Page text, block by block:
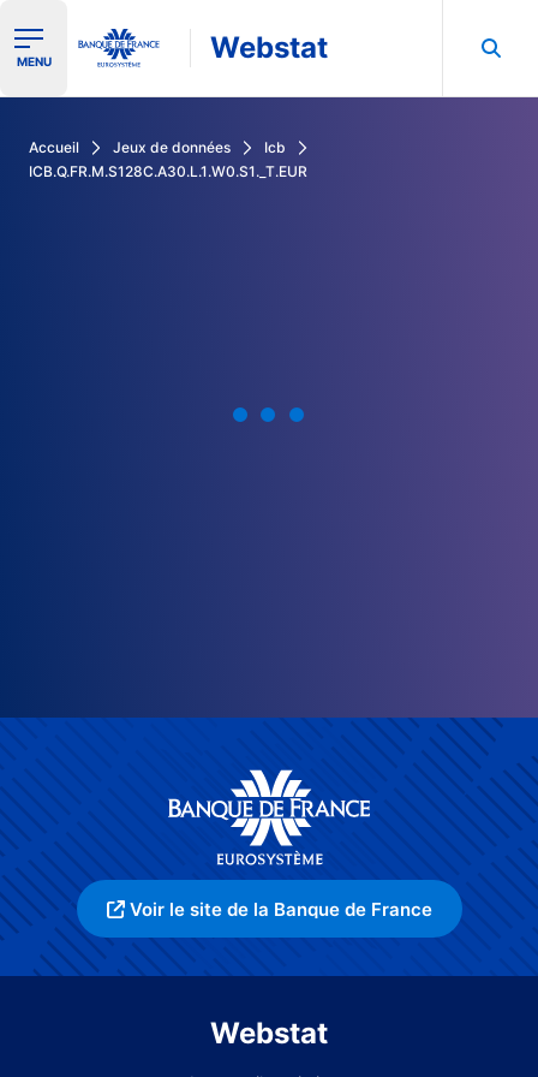
Ouvrir le menu de navigation
MENU Webstat
Accueil Jeux de données
Icb
ICB.Q.FR.M.S128C.A30.L.1.W0.S1._T.EUR
Voir le site de la Banque de France
Webstat